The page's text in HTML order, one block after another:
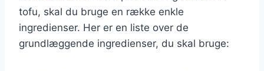
tofu, skal du bruge en række enkle
ingredienser. Her er en liste over de
grundlæggende ingredienser, du skal bruge: